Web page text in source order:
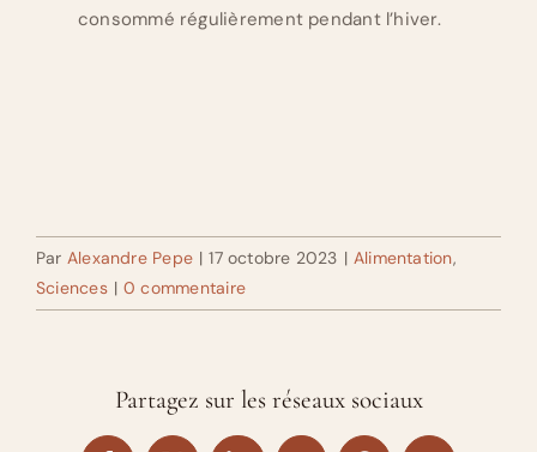
consommé régulièrement pendant l’hiver.
Par Alexandre Pepe | 17 octobre 2023 | Alimentation,
Sciences | 0 commentaire
Partagez sur les réseaux sociaux